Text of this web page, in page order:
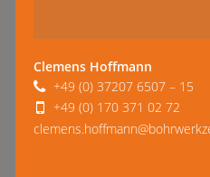
Clemens Hoffmann
+49 (0) 37207 6507 – 15
+49 (0) 170 371 02 72